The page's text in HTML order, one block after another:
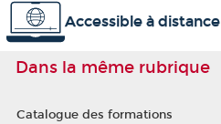
Accessible à distance
Dans la même rubrique
Catalogue des formations